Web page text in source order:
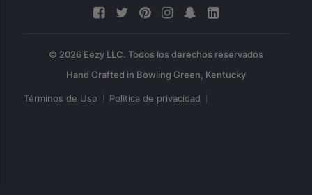
© 2026 Eezy LLC. Todos los derechos reservados
Términos de Uso Política de privacidad